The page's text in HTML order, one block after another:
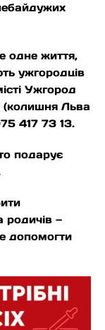
одне життя,
ужгородців
Ужгород
(колишня Льва
417 73 13.
подарує
родичів —
допомогти